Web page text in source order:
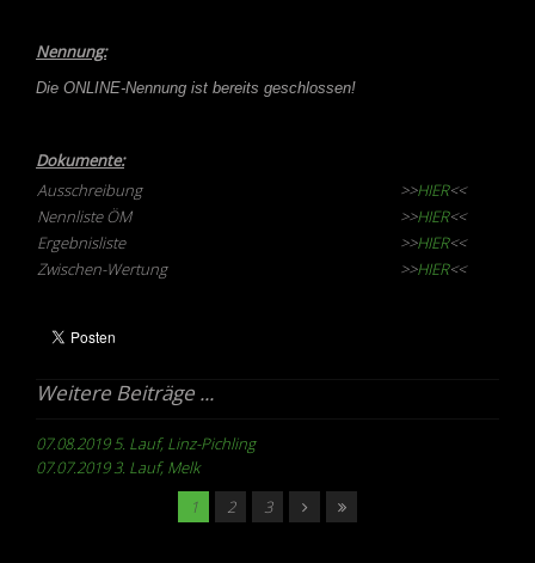
Nennung:
Die ONLINE-Nennung ist bereits geschlossen!
Dokumente:
Ausschreibung
>>HIER<<
Nennliste ÖM
>>HIER<<
Ergebnisliste
>>HIER<<
Zwischen-Wertung
>>HIER<<
Weitere Beiträge ...
07.08.2019 5. Lauf, Linz-Pichling
07.07.2019 3. Lauf, Melk
1
2 3